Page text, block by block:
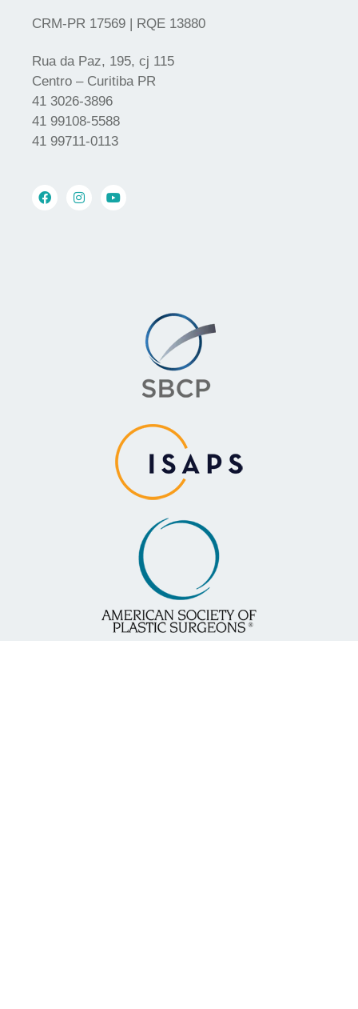
CRM-PR 17569 | RQE 13880
Rua da Paz, 195, cj 115
Centro – Curitiba PR
41 3026-3896
41 99108-5588
41 99711-0113